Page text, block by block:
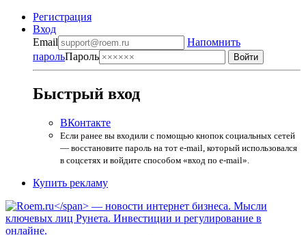
Регистрация
Вход
Email
Напомнить
парольПароль
Быстрый вход
ВКонтакте
Если ранее вы входили с помощью кнопок социальных сетей
— восстановите пароль на тот e-mail, который использовался
в соцсетях и войдите способом «вход по e-mail».
Купить рекламу